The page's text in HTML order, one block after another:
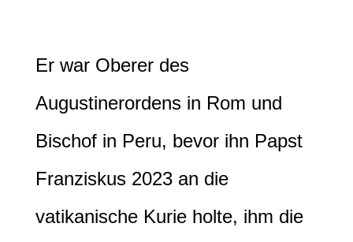
Er war Oberer des
Augustinerordens in Rom und
Bischof in Peru, bevor ihn Papst
Franziskus 2023 an die
vatikanische Kurie holte, ihm die